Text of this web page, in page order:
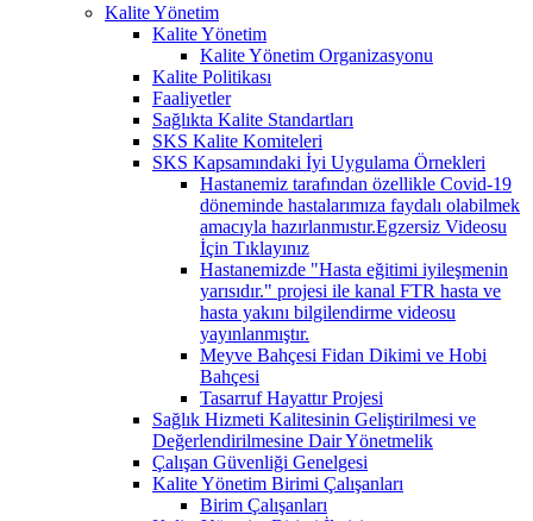
Kalite Yönetim
Kalite Yönetim
Kalite Yönetim Organizasyonu
Kalite Politikası
Faaliyetler
Sağlıkta Kalite Standartları
SKS Kalite Komiteleri
SKS Kapsamındaki İyi Uygulama Örnekleri
Hastanemiz tarafından özellikle Covid-19
döneminde hastalarımıza faydalı olabilmek
amacıyla hazırlanmıstır.Egzersiz Videosu
İçin Tıklayınız
Hastanemizde "Hasta eğitimi iyileşmenin
yarısıdır." projesi ile kanal FTR hasta ve
hasta yakını bilgilendirme videosu
yayınlanmıştır.
Meyve Bahçesi Fidan Dikimi ve Hobi
Bahçesi
Tasarruf Hayattır Projesi
Sağlık Hizmeti Kalitesinin Geliştirilmesi ve
Değerlendirilmesine Dair Yönetmelik
Çalışan Güvenliği Genelgesi
Kalite Yönetim Birimi Çalışanları
Birim Çalışanları